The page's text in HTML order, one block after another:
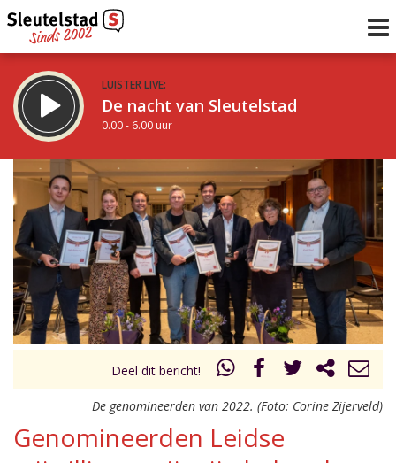
LUISTER LIVE:
De nacht van Sleutelstad
0.00 - 6.00 uur
STRAKS:
De ochtend van Sleutelstad
6.00 - 12.00 uur
Vorig uur
uur 1 van 0 Volgend uur
Inklappen
Deel dit bericht!
De genomineerden van 2022. (Foto: Corine Zijerveld)
Genomineerden Leidse